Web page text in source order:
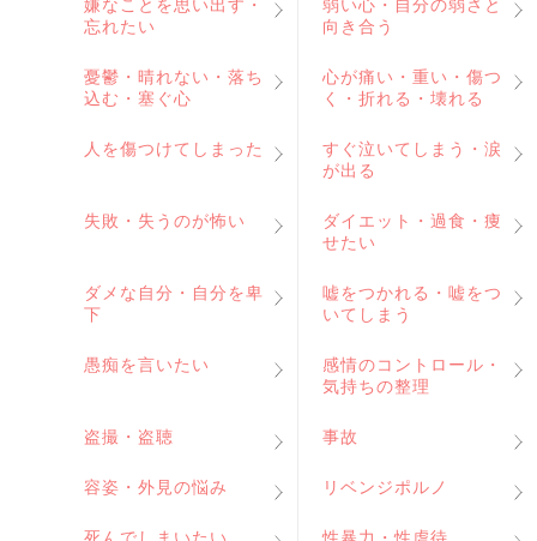
嫌なことを思い出す・
忘れたい
弱い心・自分の弱さと
向き合う
憂鬱・晴れない・落ち
込む・塞ぐ心
心が痛い・重い・傷つ
く・折れる・壊れる
人を傷つけてしまった
すぐ泣いてしまう・涙
が出る
失敗・失うのが怖い
ダイエット・過食・痩
せたい
ダメな自分・自分を卑
下
嘘をつかれる・嘘をつ
いてしまう
愚痴を言いたい
感情のコントロール・
気持ちの整理
盗撮・盗聴 事故
容姿・外見の悩み リベンジポルノ